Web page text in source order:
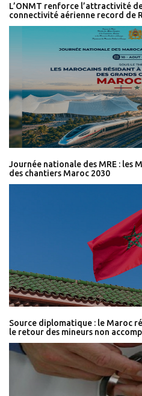
L’ONMT renforce l’attractivité
connectivité aérienne record de
Journée nationale des MRE : les
des chantiers Maroc 2030
Source diplomatique : le Maroc
le retour des mineurs non